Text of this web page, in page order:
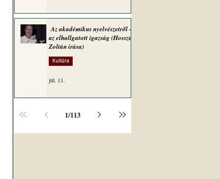
Az akadémikus nyelvészetről –
az elhallgatott igazság (Hosszú
Zoltán írása)
Kultúra
júl. 11.
1/113